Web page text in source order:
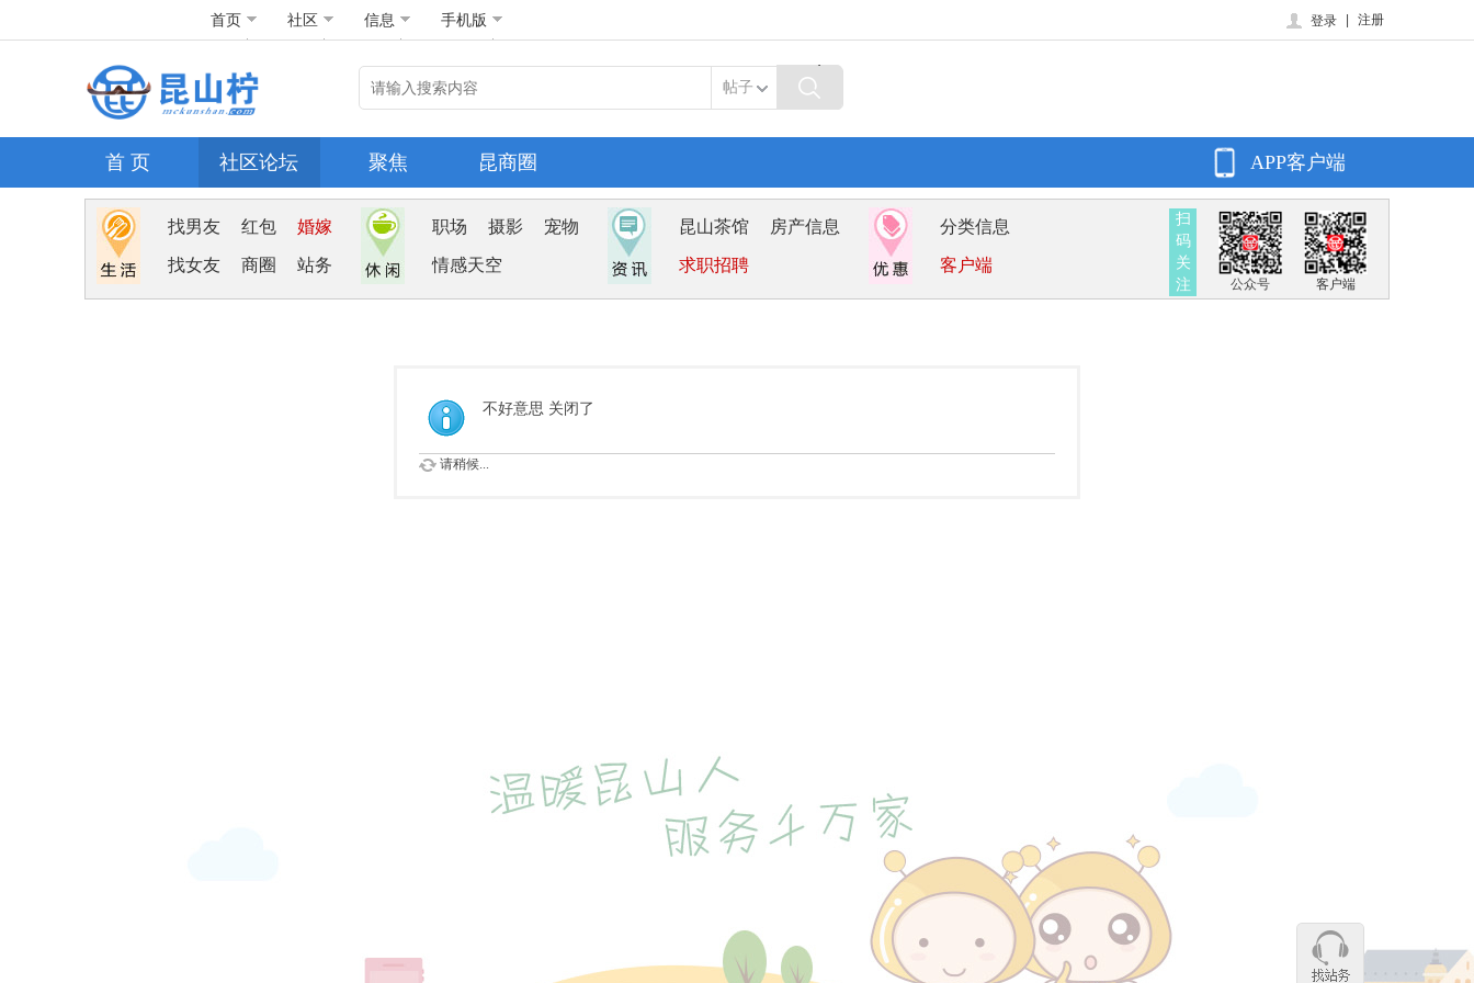
首页 社区 信息 手机版 登录 注册
帖子
首 页 社区论坛 聚焦 昆商圈 APP客户端
找男友 红包 婚嫁
找女友 商圈 站务
职场 摄影 宠物
情感天空
昆山茶馆 房产信息
求职招聘
分类信息
客户端
扫
码
关
注
公众号 客户端
不好意思 关闭了
请稍候...